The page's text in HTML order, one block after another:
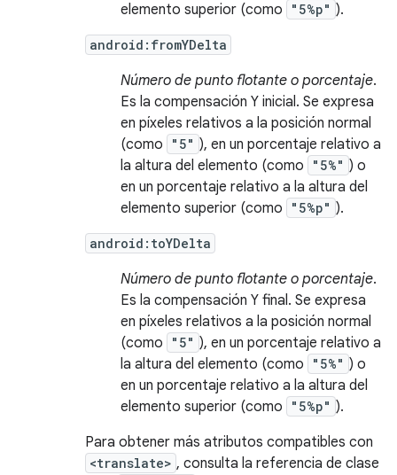
elemento superior (como
"5%p" ).
android:fromYDelta
Número de punto flotante o porcentaje.
Es la compensación Y inicial. Se expresa
en píxeles relativos a la posición normal
(como
"5" ), en un porcentaje relativo a
la altura del elemento (como
"5%" ) o
en un porcentaje relativo a la altura del
elemento superior (como
"5%p" ).
android:toYDelta
Número de punto flotante o porcentaje.
Es la compensación Y final. Se expresa
en píxeles relativos a la posición normal
(como
"5" ), en un porcentaje relativo a
la altura del elemento (como
"5%" ) o
en un porcentaje relativo a la altura del
elemento superior (como
"5%p" ).
Para obtener más atributos compatibles con
<translate> , consulta la referencia de clase